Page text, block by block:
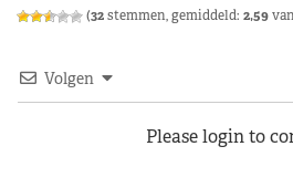
(32stemmen, gemiddeld: 2,59
Volgen
Please login to